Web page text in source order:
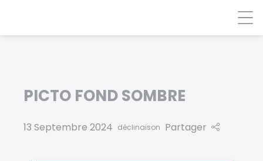
PICTO FOND SOMBRE
13 Septembre 2024 déclinaison Partager